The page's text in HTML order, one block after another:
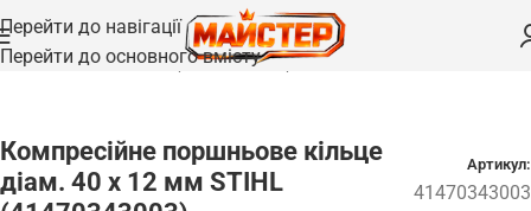
Перейти до навігації
Перейти до основного вмісту
Головна /Запчастини/Поршні та циліндри
Компресійне поршньове кільце
діам. 40 х 12 мм STIHL
Артикул:
41470343003